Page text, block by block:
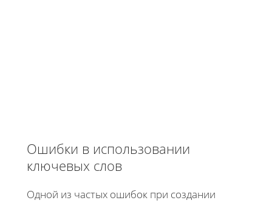
Ошибки в использовании
ключевых слов
Одной из частых ошибок при создании